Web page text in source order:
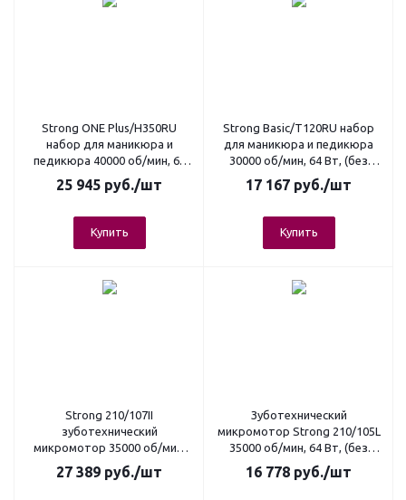
Strong ONE Plus/H350RU
набор для маникюра и
педикюра 40000 об/мин, 64
Вт (без педали, в коробке)
25 945 руб./шт
Купить
Strong Basic/T120RU набор
для маникюра и педикюра
30000 об/мин, 64 Вт, (без
педали, в коробке)
17 167 руб./шт
Купить
Strong 210/107II
зуботехнический
микромотор 35000 об/мин,
64 Вт, (без педали, с сумкой)
27 389 руб./шт
Зуботехнический
микромотор Strong 210/105L
35000 об/мин, 64 Вт, (без
педали, с сумкой)
16 778 руб./шт